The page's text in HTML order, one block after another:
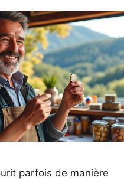
parfois de manière